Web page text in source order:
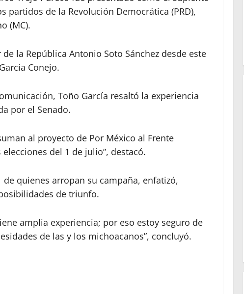
partidos de la Revolución Democrática (PRD),
(MC).
la República Antonio Soto Sánchez desde este
Conejo.
Toño García resaltó la experiencia
por el Senado.
al proyecto de Por México al Frente
del 1 de julio”, destacó.
quienes arropan su campaña, enfatizó,
de triunfo.
amplia experiencia; por eso estoy seguro de
de las y los michoacanos”, concluyó.